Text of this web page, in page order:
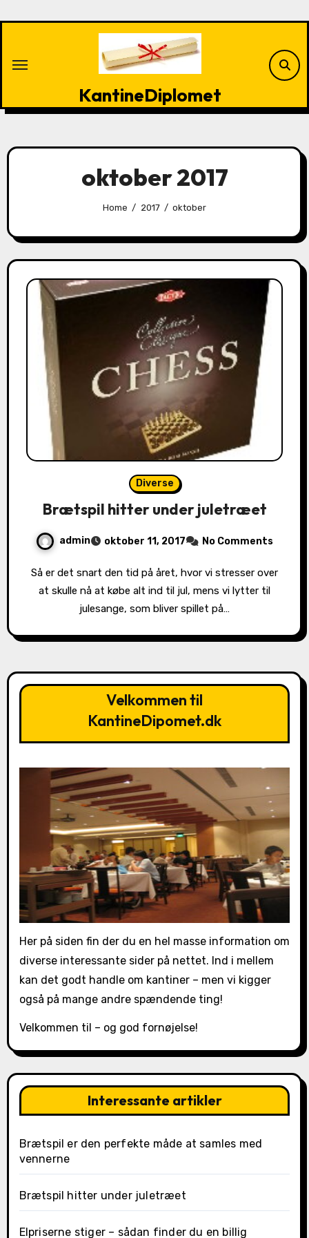
KantineDiplomet
oktober 2017
Home 2017 oktober
Diverse
Brætspil hitter under juletræet
admin oktober 11, 2017 No Comments
Så er det snart den tid på året, hvor vi stresser over
at skulle nå at købe alt ind til jul, mens vi lytter til
julesange, som bliver spillet på…
Velkommen til
KantineDipomet.dk
Her på siden fin der du en hel masse information om
diverse interessante sider på nettet. Ind i mellem
kan det godt handle om kantiner – men vi kigger
også på mange andre spændende ting!
Velkommen til – og god fornøjelse!
Interessante artikler
Brætspil er den perfekte måde at samles med
vennerne
Brætspil hitter under juletræet
Elpriserne stiger – sådan finder du en billig